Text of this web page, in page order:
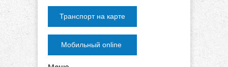
Транспорт на карте
Мобильный online